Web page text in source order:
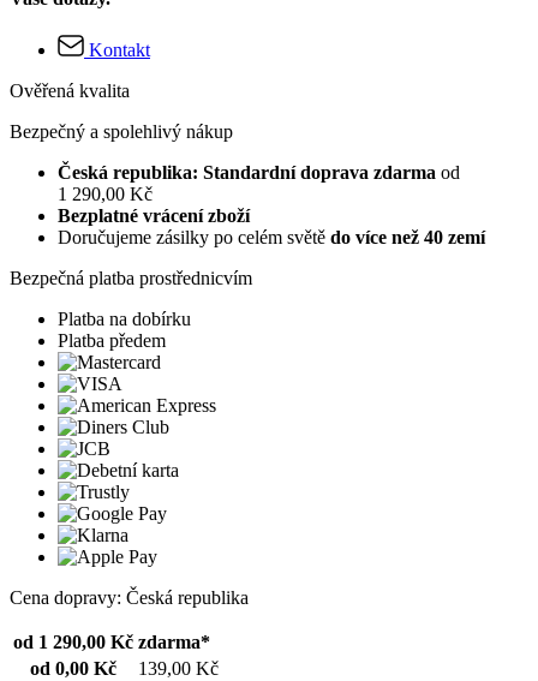
Kontakt
Ověřená kvalita
Bezpečný a spolehlivý nákup
Česká republika: Standardní doprava zdarma od
1 290,00 Kč
Bezplatné vrácení zboží
Doručujeme zásilky po celém světě do více než 40 zemí
Bezpečná platba prostřednicvím
Platba na dobírku
Platba předem
Cena dopravy: Česká republika
od 1 290,00 Kč zdarma*
od 0,00 Kč
139,00 Kč